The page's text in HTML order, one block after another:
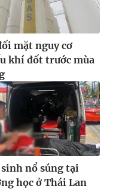
897
mặt nguy cơ
khí đốt trước mùa
sinh nổ súng tại
học ở Thái Lan